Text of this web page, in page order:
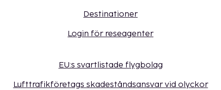
Destinationer
Login för reseagenter
EU:s svartlistade flygbolag
Lufttrafikföretags skadeståndsansvar vid olyckor